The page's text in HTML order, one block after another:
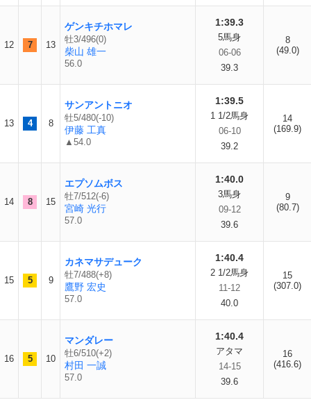
12 7 13
ゲンキチホマレ
牡3/496(0)
柴山 雄一
56.0
1:39.3
5馬身
06-06
39.3
8
(49.0)
13 4 8
サンアントニオ
牡5/480(-10)
伊藤 工真
▲54.0
1:39.5
1 1/2馬身
06-10
39.2
14
(169.9)
14 8 15
エプソムボス
牡7/512(-6)
宮崎 光行
57.0
1:40.0
3馬身
09-12
39.6
9
(80.7)
15 5 9
カネマサデューク
牡7/488(+8)
鷹野 宏史
57.0
1:40.4
2 1/2馬身
11-12
40.0
15
(307.0)
16 5 10
マンダレー
牡6/510(+2)
村田 一誠
57.0
1:40.4
アタマ
14-15
39.6
16
(416.6)